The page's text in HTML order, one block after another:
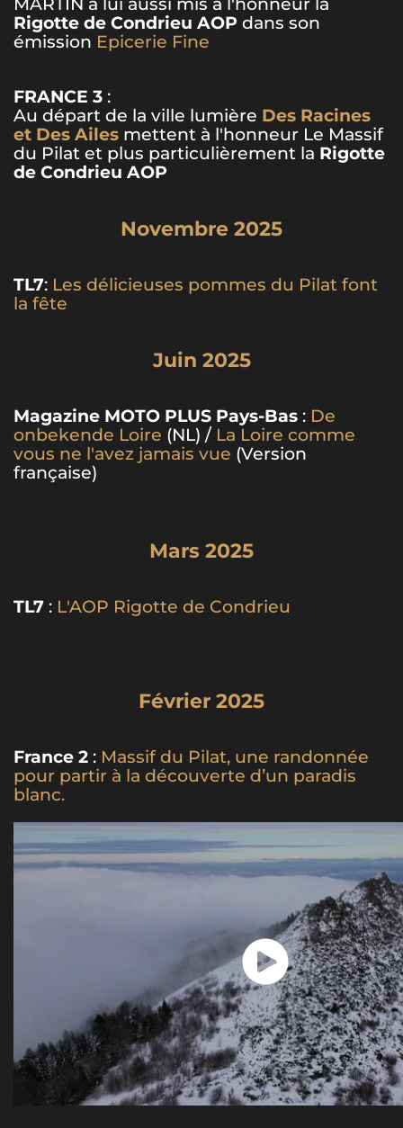
Rigotte de Condrieu AOP dans son
émission Epicerie Fine
FRANCE 3 :
Au départ de la ville lumière Des Racines
et Des Ailes mettent à l'honneur Le Massif
du Pilat et plus particulièrement la Rigotte
de Condrieu AOP
Novembre 2025
TL7: Les délicieuses pommes du Pilat font
la fête
Juin 2025
Magazine MOTO PLUS Pays-Bas : De
onbekende Loire (NL) / La Loire comme
vous ne l'avez jamais vue (Version
française)
Mars 2025
TL7 : L'AOP Rigotte de Condrieu
Février 2025
France 2 : Massif du Pilat, une randonnée
pour partir à la découverte d’un paradis
blanc.